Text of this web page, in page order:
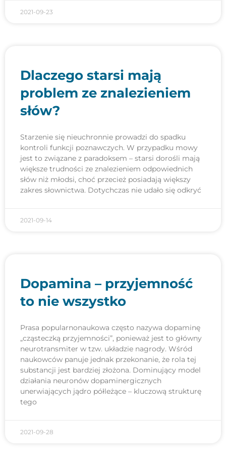
2021-09-23
Dlaczego starsi mają
problem ze znalezieniem
słów?
Starzenie się nieuchronnie prowadzi do spadku
kontroli funkcji poznawczych. W przypadku mowy
jest to związane z paradoksem – starsi dorośli mają
większe trudności ze znalezieniem odpowiednich
słów niż młodsi, choć przecież posiadają większy
zakres słownictwa. Dotychczas nie udało się odkryć
2021-09-14
Dopamina – przyjemność
to nie wszystko
Prasa popularnonaukowa często nazywa dopaminę
„cząsteczką przyjemności”, ponieważ jest to główny
neurotransmiter w tzw. układzie nagrody. Wśród
naukowców panuje jednak przekonanie, że rola tej
substancji jest bardziej złożona. Dominujący model
działania neuronów dopaminergicznych
unerwiających jądro półleżące – kluczową strukturę
tego
2021-09-28